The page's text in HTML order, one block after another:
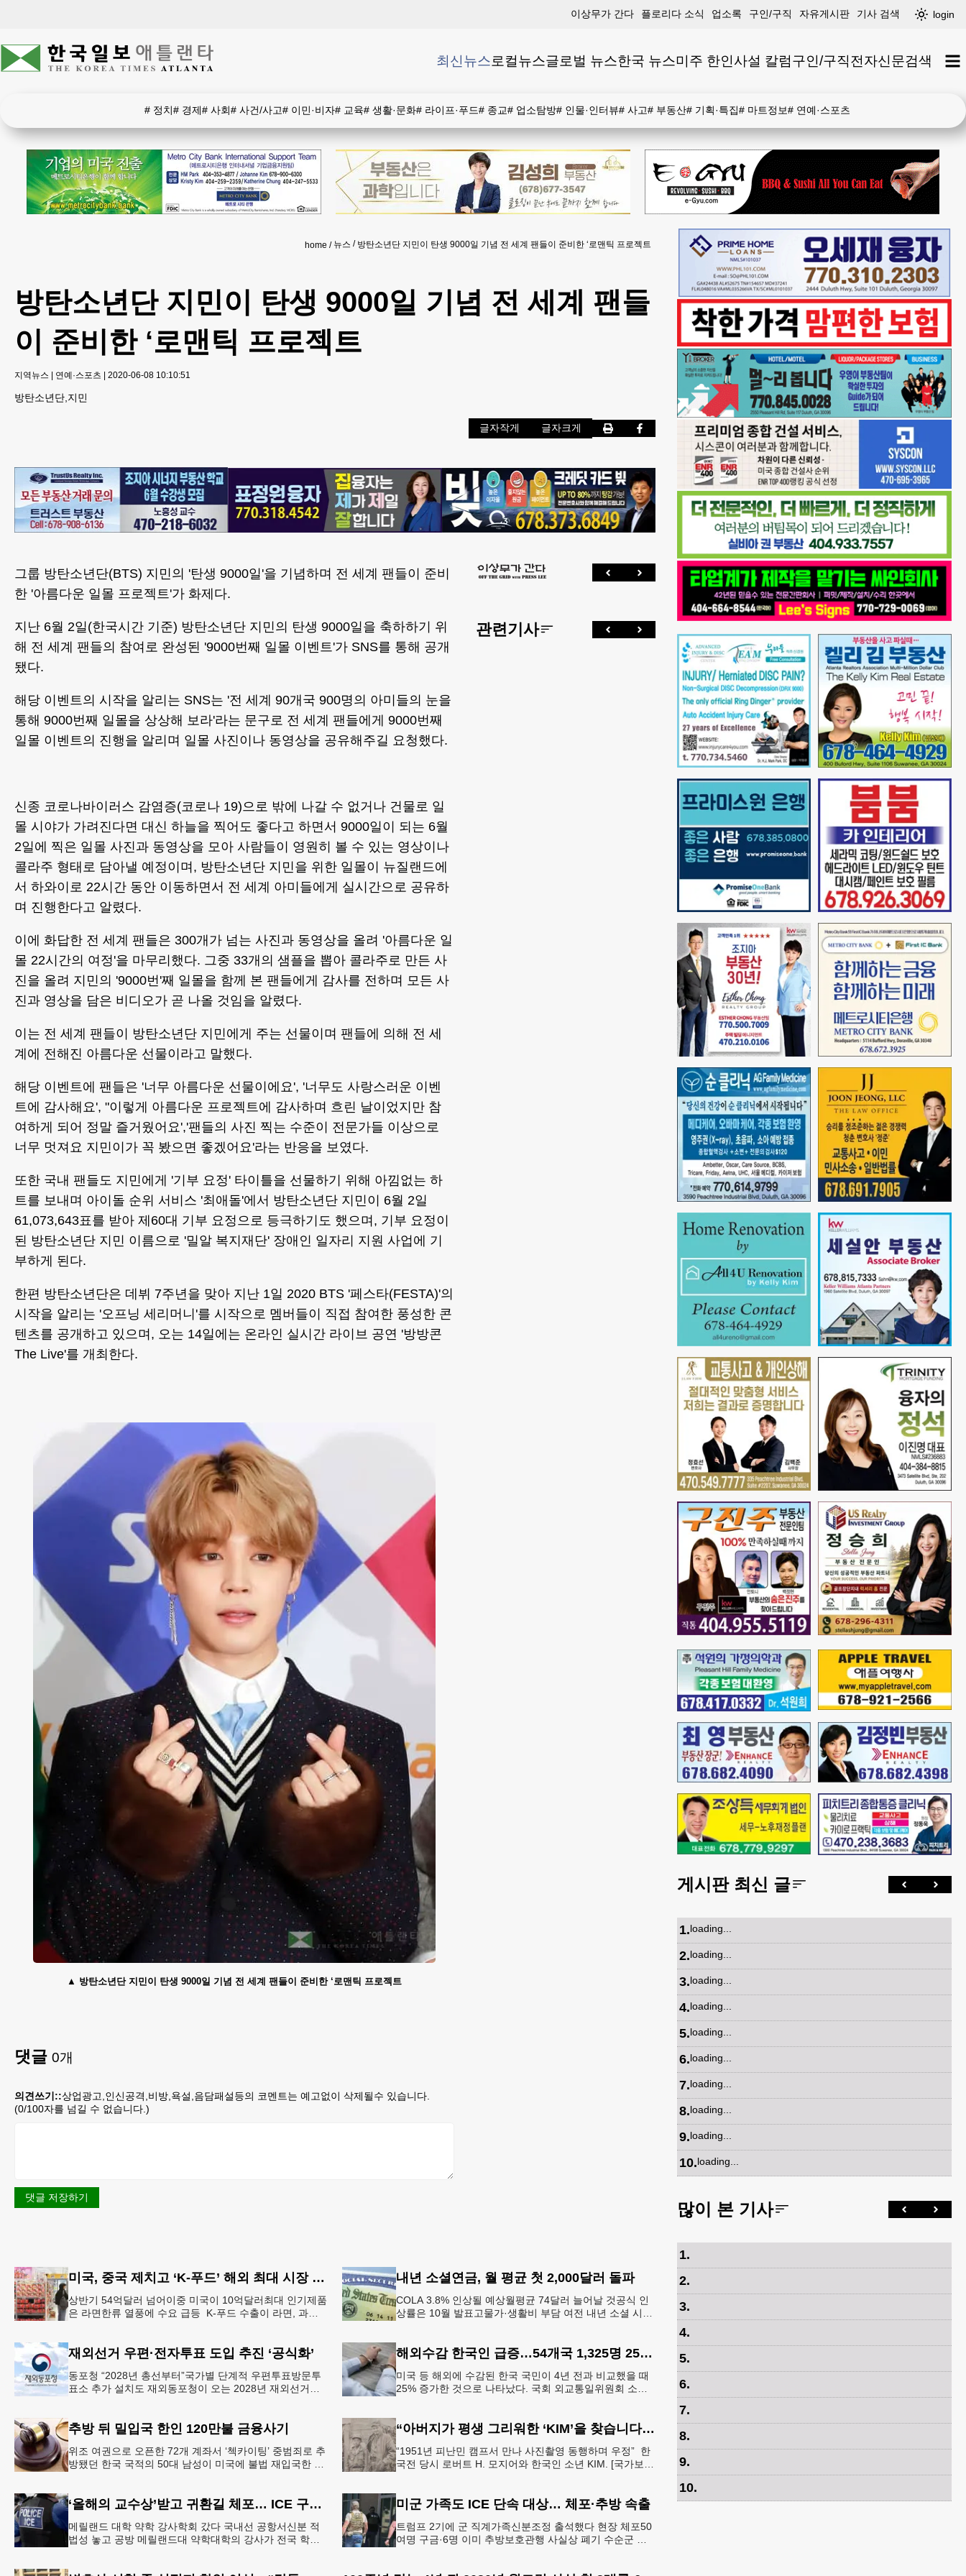
이상무가 간다 플로리다 소식 업소록 구인/구직 자유게시판 기사 검색 login
최신뉴스로컬뉴스글로벌 뉴스한국 뉴스미주 한인사설 칼럼구인/구직전자신문검색
# 정치# 경제# 사회# 사건/사고# 이민·비자# 교육# 생활·문화# 라이프·푸드# 종교# 업소탐방# 인물·인터뷰# 사고# 부동산# 기획·특집# 마트정보# 연예·스포츠
home 뉴스 방탄소년단 지민이 탄생 9000일 기념 전 세계 팬들이 준비한 ‘로맨틱 프로젝트
방탄소년단 지민이 탄생 9000일 기념 전 세계 팬들
이 준비한 ‘로맨틱 프로젝트
지역뉴스 | 연예·스포츠 | 2020-06-08 10:10:51
방탄소년단,지민
글자작게 글자크게
그룹 방탄소년단(BTS) 지민의 '탄생 9000일'을 기념하며 전 세계 팬들이 준비
한 '아름다운 일몰 프로젝트'가 화제다.
지난 6월 2일(한국시간 기준) 방탄소년단 지민의 탄생 9000일을 축하하기 위
해 전 세계 팬들의 참여로 완성된 '9000번째 일몰 이벤트'가 SNS를 통해 공개
됐다.
해당 이벤트의 시작을 알리는 SNS는 '전 세계 90개국 900명의 아미들의 눈을
통해 9000번째 일몰을 상상해 보라'라는 문구로 전 세계 팬들에게 9000번째
일몰 이벤트의 진행을 알리며 일몰 사진이나 동영상을 공유해주길 요청했다.
신종 코로나바이러스 감염증(코로나 19)으로 밖에 나갈 수 없거나 건물로 일
몰 시야가 가려진다면 대신 하늘을 찍어도 좋다고 하면서 9000일이 되는 6월
2일에 찍은 일몰 사진과 동영상을 모아 사람들이 영원히 볼 수 있는 영상이나
콜라주 형태로 담아낼 예정이며, 방탄소년단 지민을 위한 일몰이 뉴질랜드에
서 하와이로 22시간 동안 이동하면서 전 세계 아미들에게 실시간으로 공유하
며 진행한다고 알렸다.
이에 화답한 전 세계 팬들은 300개가 넘는 사진과 동영상을 올려 '아름다운 일
몰 22시간의 여정'을 마무리했다. 그중 33개의 샘플을 뽑아 콜라주로 만든 사
진을 올려 지민의 '9000번'째 일몰을 함께 본 팬들에게 감사를 전하며 모든 사
진과 영상을 담은 비디오가 곧 나올 것임을 알렸다.
이는 전 세계 팬들이 방탄소년단 지민에게 주는 선물이며 팬들에 의해 전 세
계에 전해진 아름다운 선물이라고 말했다.
해당 이벤트에 팬들은 '너무 아름다운 선물이에요', '너무도 사랑스러운 이벤
트에 감사해요', "이렇게 아름다운 프로젝트에 감사하며 흐린 날이었지만 참
여하게 되어 정말 즐거웠어요','팬들의 사진 찍는 수준이 전문가들 이상으로
너무 멋져요 지민이가 꼭 봤으면 좋겠어요'라는 반응을 보였다.
또한 국내 팬들도 지민에게 '기부 요정' 타이틀을 선물하기 위해 아낌없는 하
트를 보내며 아이돌 순위 서비스 '최애돌'에서 방탄소년단 지민이 6월 2일
61,073,643표를 받아 제60대 기부 요정으로 등극하기도 했으며, 기부 요정이
된 방탄소년단 지민 이름으로 '밀알 복지재단' 장애인 일자리 지원 사업에 기
부하게 된다.
한편 방탄소년단은 데뷔 7주년을 맞아 지난 1일 2020 BTS '페스타(FESTA)'의
시작을 알리는 '오프닝 세리머니'를 시작으로 멤버들이 직접 참여한 풍성한 콘
텐츠를 공개하고 있으며, 오는 14일에는 온라인 실시간 라이브 공연 '방방콘
The Live'를 개최한다.
방탄소년단 지민이 탄생 9000일 기념 전 세계 팬들이 준비한 ‘로맨틱 프로젝트
댓글 0개
의견쓰기::상업광고,인신공격,비방,욕설,음담패설등의 코멘트는 예고없이 삭제될수 있습니다.
(0/100자를 넘길 수 없습니다.)
댓글 저장하기
관련기사
미국, 중국 제치고 ‘K-푸드’ 해외 최대 시장 부상
상반기 54억달러 넘어이중 미국이 10억달러최대 인기제품
은 라면한류 열풍에 수요 급등 K-푸드 수출이 라면, 과자,
내년 소셜연금, 월 평균 첫 2,000달러 돌파
COLA 3.8% 인상될 예상월평균 74달러 늘어날 것공식 인
상률은 10월 발표고물가·생활비 부담 여전 내년 소셜 시큐
재외선거 우편·전자투표 도입 추진 ‘공식화’
동포청 “2028년 총선부터”국가별 단계적 우편투표방문투
표소 추가 설치도 재외동포청이 오는 2028년 재외선거부
해외수감 한국인 급증…54개국 1,325명 25%↑
미국 등 해외에 수감된 한국 국민이 4년 전과 비교했을 때
25% 증가한 것으로 나타났다. 국회 외교통일위원회 소속
추방 뒤 밀입국 한인 120만불 금융사기
위조 여권으로 오픈한 72개 계좌서 ‘첵카이팅’ 중범죄로 추
방됐던 한국 국적의 50대 남성이 미국에 불법 재입국한 뒤
“아버지가 평생 그리워한 ‘KIM’을 찾습니다” 한국전 종군기자의 ‘마지막 소원’
“1951년 피난민 캠프서 만나 사진촬영 동행하며 우정” 한
국전 당시 로버트 H. 모지어와 한국인 소년 KIM. [국가보훈
‘올해의 교수상’받고 귀환길 체포… ICE 구금 파문
메릴랜드 대학 약학 강사학회 갔다 국내선 공항서신분 적
법성 놓고 공방 메릴랜드대 약학대학의 강사가 전국 학회
미군 가족도 ICE 단속 대상… 체포·추방 속출
트럼프 2기에 군 직계가족신분조정 출석했다 현장 체포50
여명 구금·6명 이미 추방보호관행 사실상 폐기 수순군 전
게시판 최신 글
1.loading...
2.loading...
3.loading...
4.loading...
5.loading...
6.loading...
7.loading...
8.loading...
9.loading...
10.loading...
많이 본 기사
1.
2.
3.
4.
5.
6.
7.
8.
9.
10.